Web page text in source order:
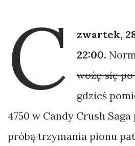
C
zwartek,
22:00.
wożę się
gdzieś
4750 w Candy Crush Saga
próbą trzymania pionu
Wyspy
Sundajskie
małym
–
bikepacking